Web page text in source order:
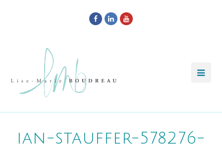
Facebook
LinkedInYoutube
ian-stauffer-578276-